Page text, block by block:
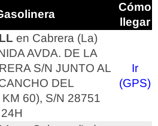
Cómo
llegar
en Cabrera (La)
AVDA. DE LA
S/N JUNTO AL
DEL
60), S/N 28751
Ir
(GPS)